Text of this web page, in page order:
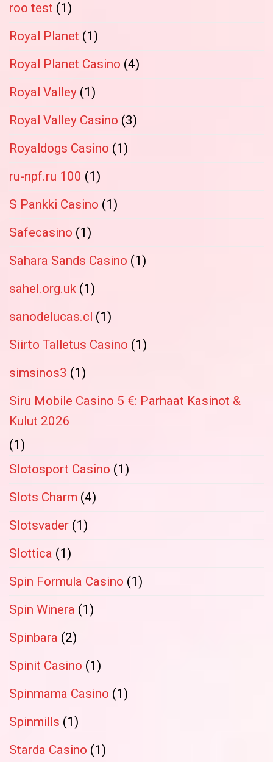
roo test (1)
Royal Planet (1)
Royal Planet Casino (4)
Royal Valley (1)
Royal Valley Casino (3)
Royaldogs Casino (1)
ru-npf.ru 100 (1)
S Pankki Casino (1)
Safecasino (1)
Sahara Sands Casino (1)
sahel.org.uk (1)
sanodelucas.cl (1)
Siirto Talletus Casino (1)
simsinos3 (1)
Siru Mobile Casino 5 €: Parhaat Kasinot &
Kulut 2026
(1)
Slotosport Casino (1)
Slots Charm (4)
Slotsvader (1)
Slottica (1)
Spin Formula Casino (1)
Spin Winera (1)
Spinbara (2)
Spinit Casino (1)
Spinmama Casino (1)
Spinmills (1)
Starda Casino (1)